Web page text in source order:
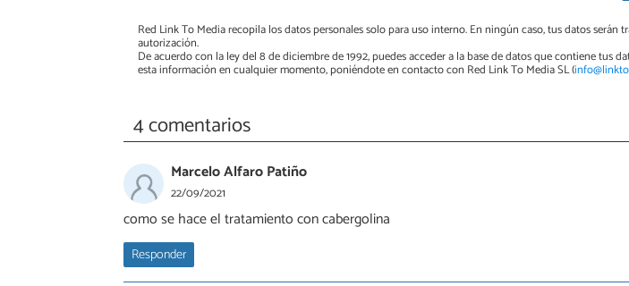
Red Link To Media recopila los datos personales solo para uso interno. En ningún caso, tus datos serán
autorización.
De acuerdo con la ley del 8 de diciembre de 1992, puedes acceder a la base de datos que contiene tus
esta información en cualquier momento, poniéndote en contacto con Red Link To Media SL (
4 comentarios
Marcelo Alfaro Patiño
22/09/2021
como se hace el tratamiento con cabergolina
Responder